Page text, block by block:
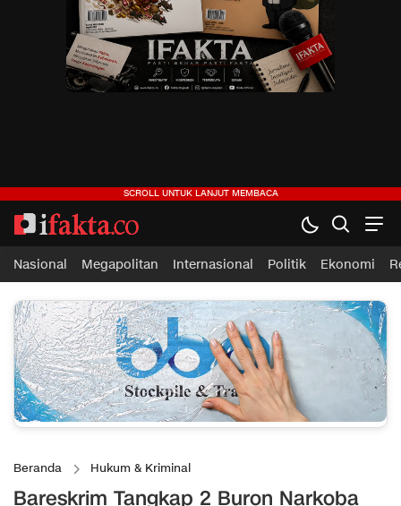
Nasional Megapolitan Internasional Politik Ekonomi
Beranda Hukum & Kriminal
Bareskrim Tangkap 2 Buron Narkoba